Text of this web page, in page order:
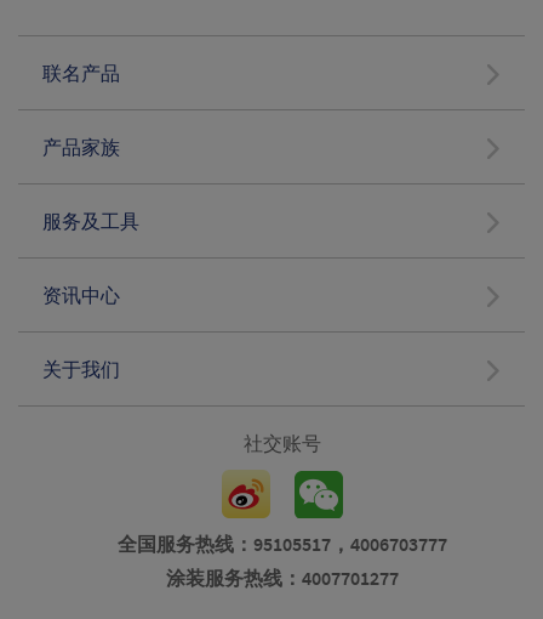
联名产品
产品家族
服务及工具
资讯中心
关于我们
社交账号
全国服务热线：95105517，4006703777
涂装服务热线：4007701277